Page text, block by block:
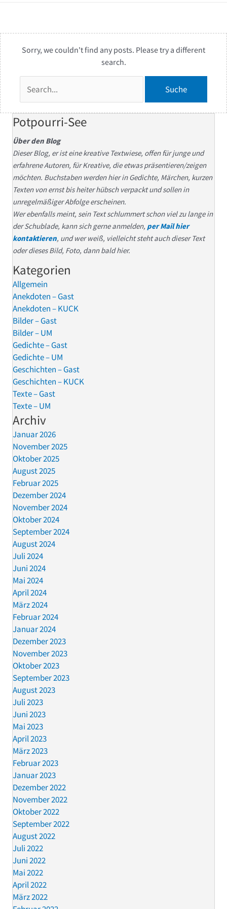
Sorry, we couldn't find any posts. Please try a different
search.
nach:
Potpourri-See
Über den Blog
Dieser Blog, er ist eine kreative Textwiese, offen für junge und
erfahrene Autoren, für Kreative, die etwas präsentieren/zeigen
möchten. Buchstaben werden hier in Gedichte, Märchen, kurzen
Texten von ernst bis heiter hübsch verpackt und sollen in
unregelmäßiger Abfolge erscheinen.
Wer ebenfalls meint, sein Text schlummert schon viel zu lange in
der Schublade, kann sich gerne anmelden, per Mail hier
kontaktieren, und wer weiß, vielleicht steht auch dieser Text
oder dieses Bild, Foto, dann bald hier.
Kategorien
Allgemein
Anekdoten – Gast
Anekdoten – KUCK
Bilder – Gast
Bilder – UM
Gedichte – Gast
Gedichte – UM
Geschichten – Gast
Geschichten – KUCK
Texte – Gast
Texte – UM
Archiv
Januar 2026
November 2025
Oktober 2025
August 2025
Februar 2025
Dezember 2024
November 2024
Oktober 2024
September 2024
August 2024
Juli 2024
Juni 2024
Mai 2024
April 2024
März 2024
Februar 2024
Januar 2024
Dezember 2023
November 2023
Oktober 2023
September 2023
August 2023
Juli 2023
Juni 2023
Mai 2023
April 2023
März 2023
Februar 2023
Januar 2023
Dezember 2022
November 2022
Oktober 2022
September 2022
August 2022
Juli 2022
Juni 2022
Mai 2022
April 2022
März 2022